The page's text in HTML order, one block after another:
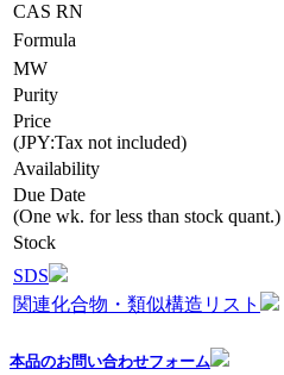
CAS RN
Formula
MW
Purity
Price
(JPY:Tax not included)
Availability
Due Date
(One wk. for less than stock quant.)
Stock
SDS
関連化合物・類似構造リスト
本品のお問い合わせフォーム